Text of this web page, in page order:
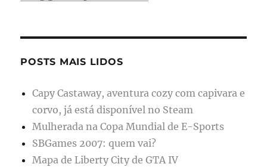
POSTS MAIS LIDOS
Capy Castaway, aventura cozy com capivara e
corvo, já está disponível no Steam
Mulherada na Copa Mundial de E-Sports
SBGames 2007: quem vai?
Mapa de Liberty City de GTA IV